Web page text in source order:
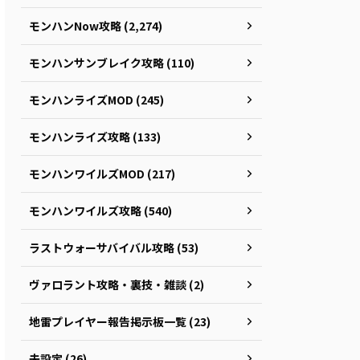
モンハンNow攻略 (2,274)
モンハンサンブレイク攻略 (110)
モンハンライズMOD (245)
モンハンライズ攻略 (133)
モンハンワイルズMOD (217)
モンハンワイルズ攻略 (540)
ラストウォーサバイバル攻略 (53)
ヴァロラント攻略・裏技・雑談 (2)
地雷プレイヤー報告掲示板一覧 (23)